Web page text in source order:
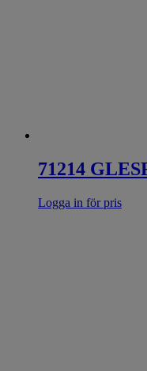
71214
Logga in för pris